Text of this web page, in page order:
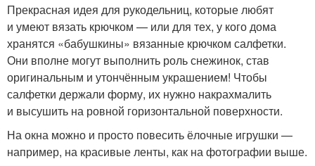
Прекрасная идея для рукодельниц, которые любят
и умеют вязать крючком — или для тех, у кого дома
хранятся «бабушкины» вязанные крючком салфетки.
Они вполне могут выполнить роль снежинок, став
оригинальным и утончённым украшением! Чтобы
салфетки держали форму, их нужно накрахмалить
и высушить на ровной горизонтальной поверхности.
На окна можно и просто повесить ёлочные игрушки —
например, на красивые ленты, как на фотографии выше.